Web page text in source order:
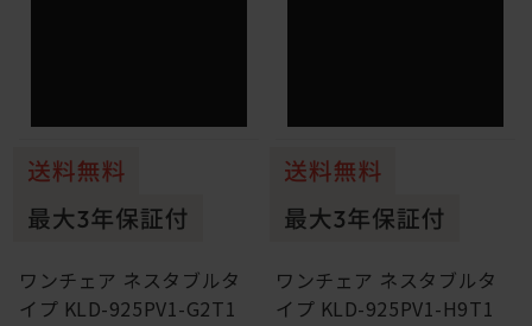
ワンチェア ネスタブルタ
イプ KLD-925PV1-G2T1
ワンチェア ネスタブルタ
イプ KLD-925PV1-H9T1